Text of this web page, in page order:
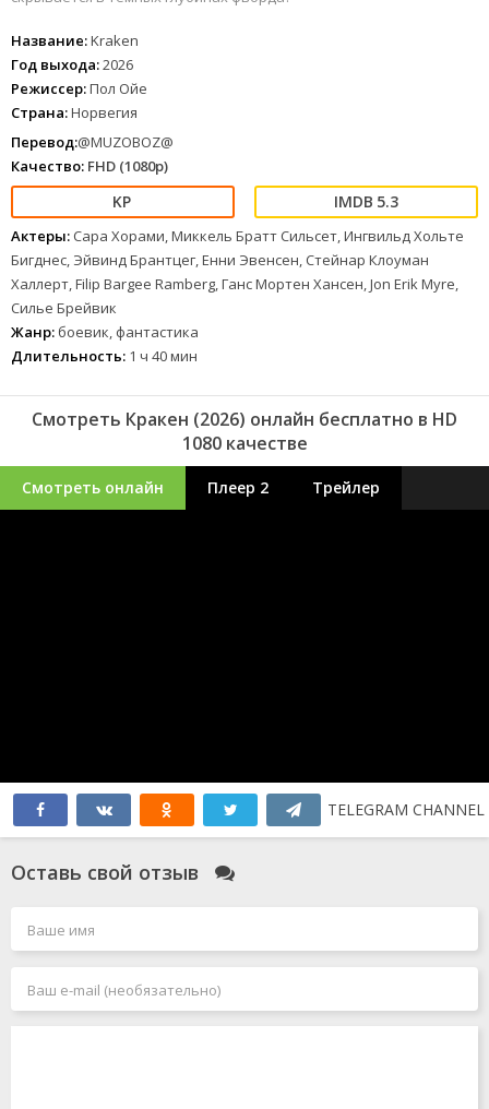
Название:Kraken
Год выхода:2026
Режиссер:Пол Ойе
Страна:Норвегия
Перевод:@MUZOBOZ@
Качество: FHD (1080p)
5.3
Актеры: Сара Хорами, Миккель Братт Сильсет, Ингвильд Хольте
Бигднес, Эйвинд Брантцег, Енни Эвенсен, Стейнар Клоуман
Халлерт, Filip Bargee Ramberg, Ганс Мортен Хансен, Jon Erik Myre,
Силье Брейвик
Жанр: боевик, фантастика
Длительность: 1 ч 40 мин
Смотреть Кракен (2026) онлайн бесплатно в HD
1080 качестве
Смотреть онлайн Плеер 2 Трейлер
TELEGRAM CHANNEL
Оставь свой отзыв